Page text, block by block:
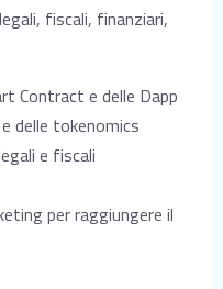
fiscali, finanziari,
Contract e delle Dapp
delle tokenomics
e fiscali
per raggiungere il